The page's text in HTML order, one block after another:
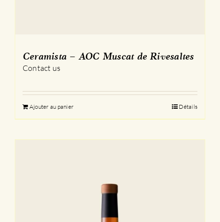
Ceramista – AOC Muscat de Rivesaltes
Contact us
Ajouter au panier Détails